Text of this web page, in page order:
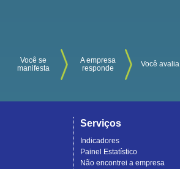
Você se
manifesta
A empresa
responde
Você avalia
Serviços
Indicadores
Painel Estatístico
Não encontrei a empresa